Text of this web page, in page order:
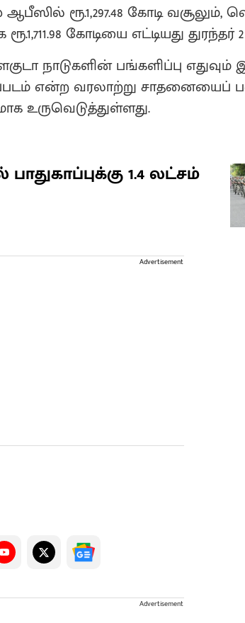
ரூ.1,297.48 கோடி வசூலும்,
கோடியை எட்டியது துரந்தர்
நாடுகளின் பங்களிப்பு எதுவும்
என்ற வரலாற்று சாதனையைப்
உருவெடுத்துள்ளது.
1.4 லட்சம்
Advertisement
Advertisement